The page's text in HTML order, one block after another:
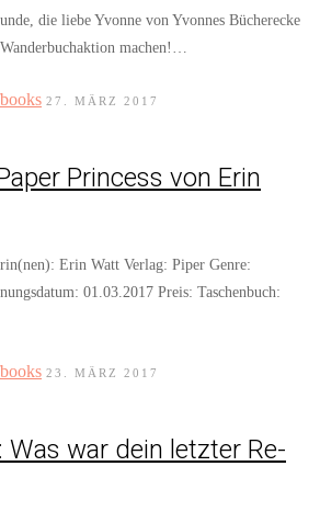
die liebe Yvonne von Yvonnes Bücherecke
machen!…
27. MÄRZ 2017
Princess von Erin
Erin Watt Verlag: Piper Genre:
01.03.2017 Preis: Taschenbuch:
23. MÄRZ 2017
war dein letzter Re-